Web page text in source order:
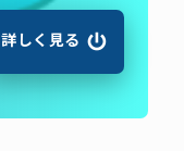
詳しく見る